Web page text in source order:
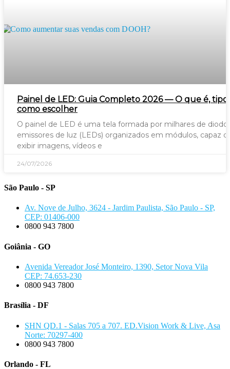
Painel de LED: Guia Completo 2026 — O que é,
como escolher
O painel de LED é uma tela formada por milhares de
emissores de luz (LEDs) organizados em módulos, capaz
exibir imagens, vídeos e
24/07/2026
São Paulo - SP
Av. Nove de Julho, 3624 - Jardim Paulista, São Paulo - SP,
CEP: 01406-000
0800 943 7800
Goiânia - GO
Avenida Vereador José Monteiro, 1390, Setor Nova Vila
CEP: 74.653-230
0800 943 7800
Brasília - DF
SHN QD.1 - Salas 705 a 707. ED.Vision Work & Live, Asa
Norte: 70297-400
0800 943 7800
Orlando - FL